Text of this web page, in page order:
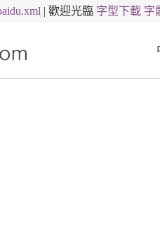
| 歡迎光臨 字型下載 字